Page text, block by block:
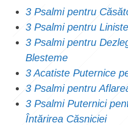
3 Psalmi pentru
3 Psalmi pentru
3 Psalmi pentru
Blesteme
3 Acatiste Puternice
3 Psalmi pentru
3 Psalmi Puternici
Întărirea Căsniciei